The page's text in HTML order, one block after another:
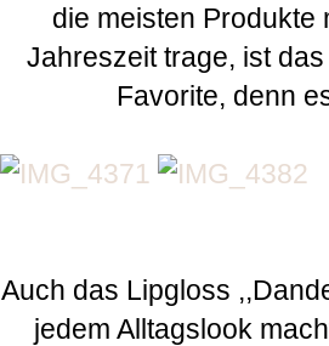
die meisten Produkte
Jahreszeit trage, ist
Favorite, denn
Auch das Lipgloss
jedem Alltagslook